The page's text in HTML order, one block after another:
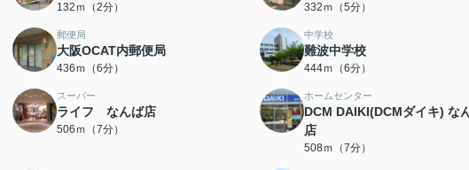
132ｍ（2分） 332ｍ（5分）
郵便局
大阪OCAT内郵便局
436ｍ（6分）
中学校
難波中学校
444ｍ（6分）
スーパー
ライフ なんば店
506ｍ（7分）
ホームセンター
DCM DAIKI(DCMダイキ) な
店
508ｍ（7分）